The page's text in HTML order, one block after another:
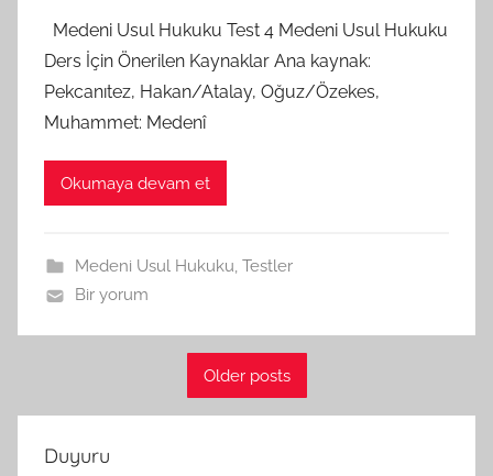
Medeni Usul Hukuku Test 4 Medeni Usul Hukuku
Ders İçin Önerilen Kaynaklar Ana kaynak:
Pekcanıtez, Hakan/Atalay, Oğuz/Özekes,
Muhammet: Medenî
Okumaya devam et
Medeni Usul Hukuku, Testler
Bir yorum
Older posts
Duyuru